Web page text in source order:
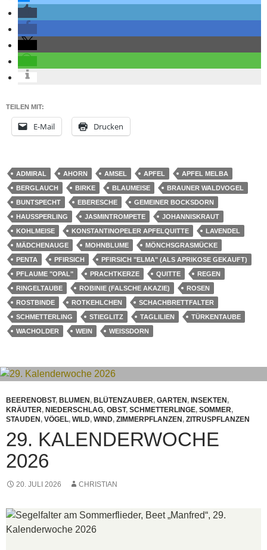
TEILEN MIT:
E-Mail Drucken
ADMIRAL AHORN AMSEL APFEL
APFEL MELBA
BERGLAUCH
BIRKE BLAUMEISE
BRAUNER WALDVOGEL
BUNTSPECHT
EBERESCHE
GEMEINER BOCKSDORN
HAUSSPERLING
JASMINTROMPETE
JOHANNISKRAUT
KOHLMEISE
KONSTANTINOPELER APFELQUITTE
LAVENDEL
MÄDCHENAUGE
MOHNBLUME
MÖNCHSGRASMÜCKE
PENTA
PFIRSICH
PFIRSICH "ELMA" (ALS APRIKOSE GEKAUFT)
PFLAUME "OPAL"
PRACHTKERZE QUITTE
REGEN
RINGELTAUBE
ROBINIE (FALSCHE AKAZIE)
ROSEN
ROSTBINDE
ROTKEHLCHEN
SCHACHBRETTFALTER
SCHMETTERLING
STIEGLITZ TAGLILIEN
TÜRKENTAUBE
WACHOLDER
WEIN WEISSDORN
BEERENOBST, BLUMEN , BLÜTENZAUBER, GARTEN , INSEKTEN ,
KRÄUTER, NIEDERSCHLAG, OBST, SCHMETTERLINGE, SOMMER,
STAUDEN , VÖGEL, WILD, WIND, ZIMMERPFLANZEN , ZITRUSPFLANZEN
29. KALENDERWOCHE
2026
20. JULI 2026 CHRISTIAN